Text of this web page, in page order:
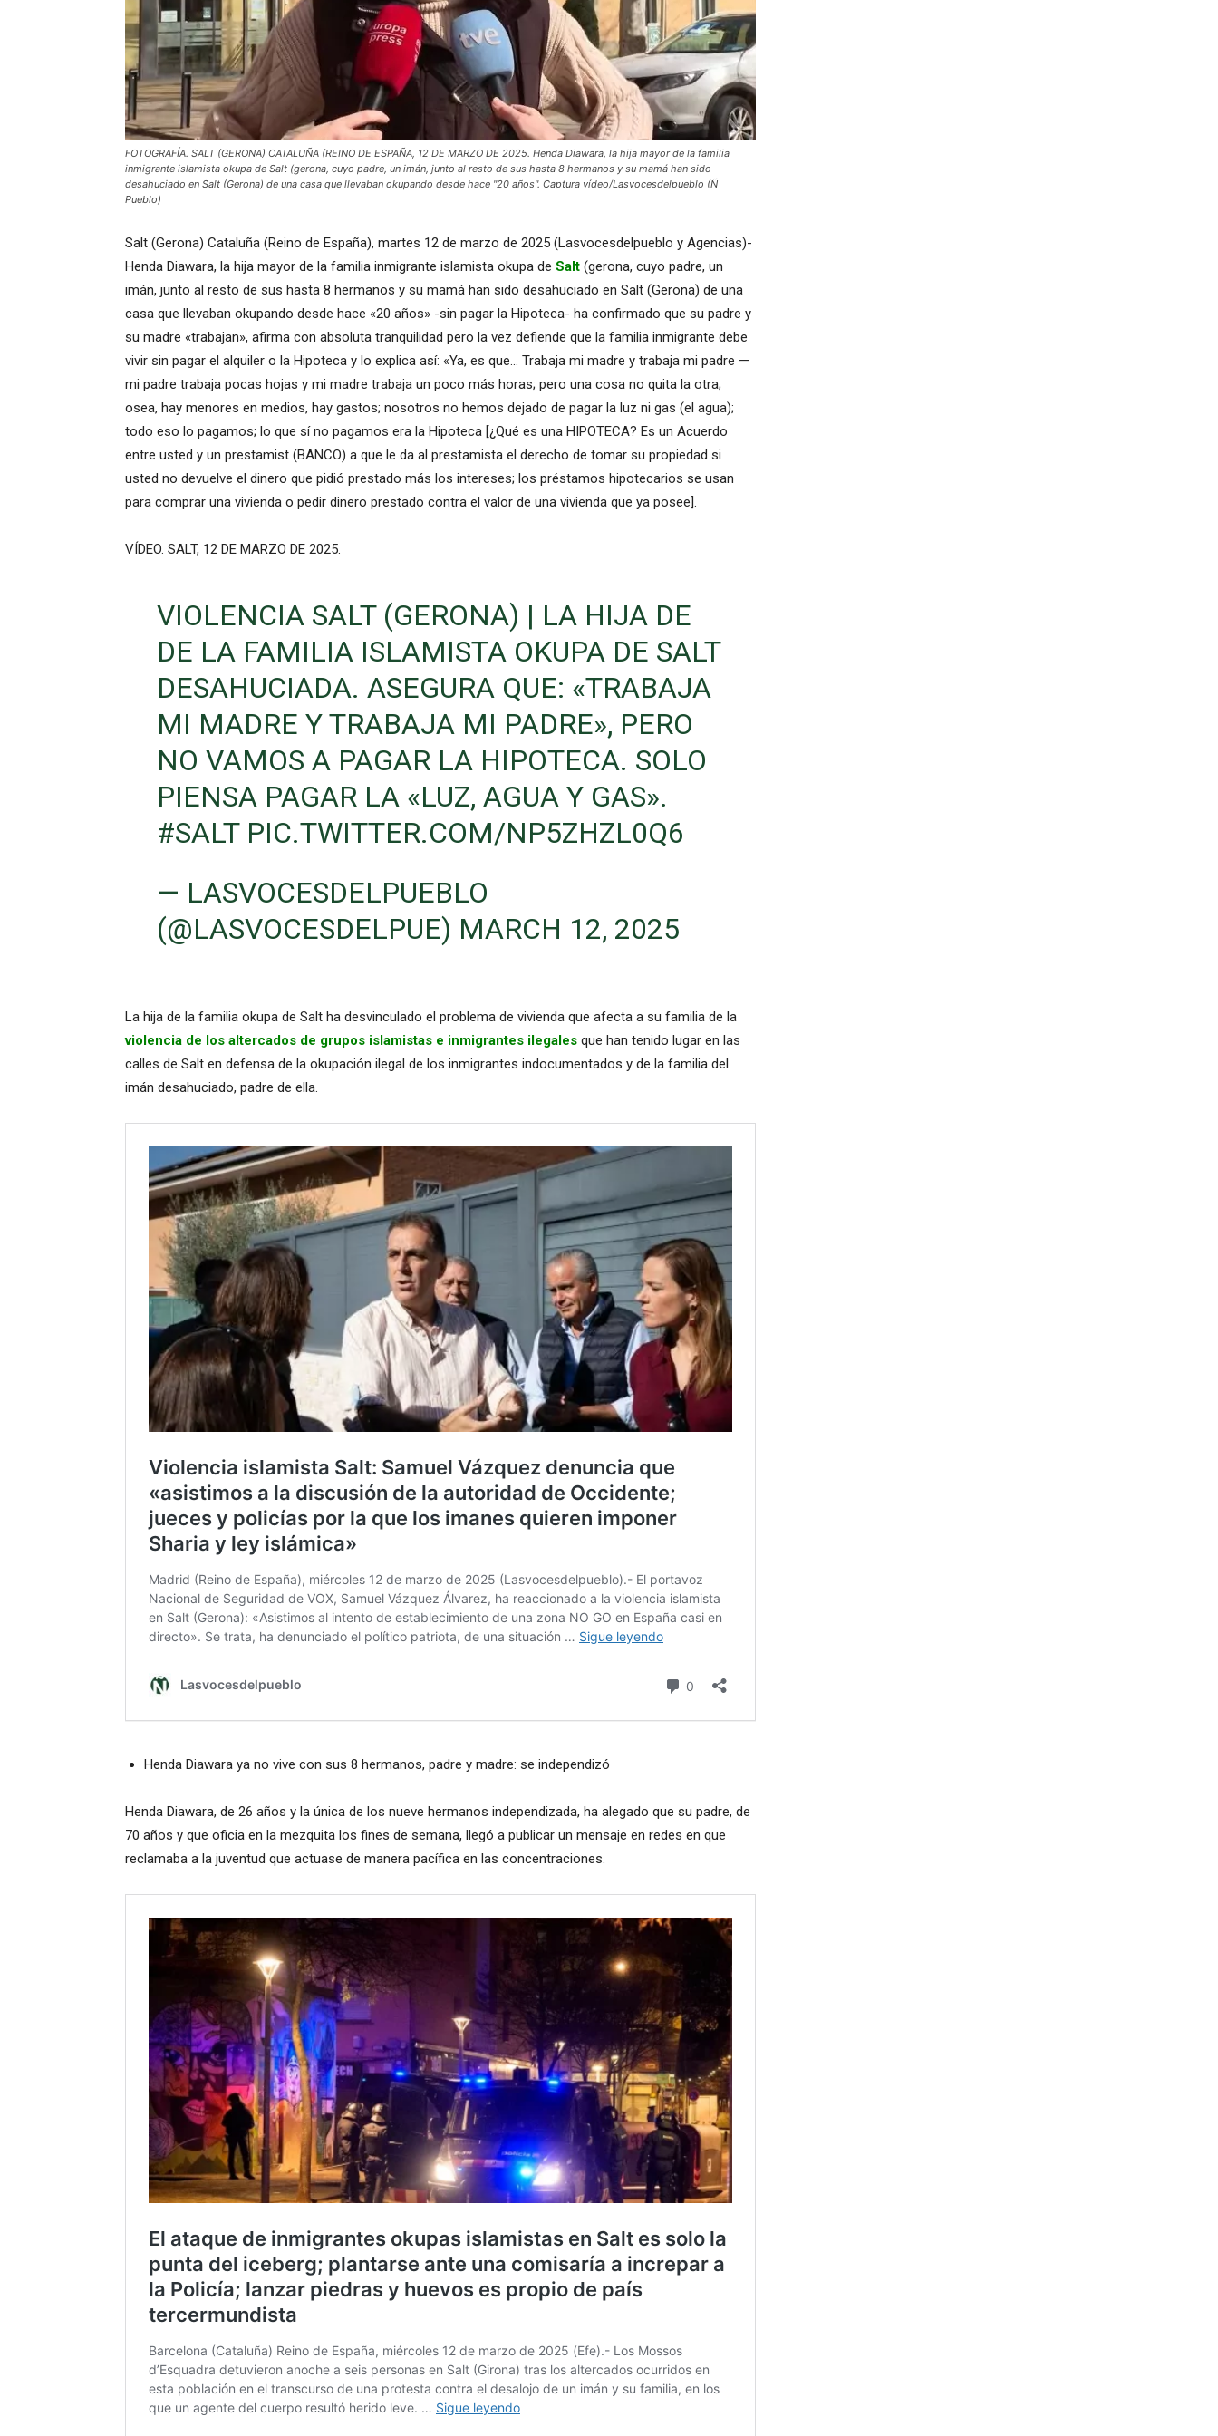
FOTOGRAFÍA. SALT (GERONA) CATALUÑA (REINO DE ESPAÑA, 12 DE MARZO DE 2025. Henda Diawara, la hija mayor de la familia
inmigrante islamista okupa de Salt (gerona, cuyo padre, un imán, junto al resto de sus hasta 8 hermanos y su mamá han sido
desahuciado en Salt (Gerona) de una casa que llevaban okupando desde hace "20 años". Captura vídeo/Lasvocesdelpueblo (Ñ
Pueblo)
Salt (Gerona) Cataluña (Reino de España), martes 12 de marzo de 2025 (Lasvocesdelpueblo y Agencias)-
Henda Diawara, la hija mayor de la familia inmigrante islamista okupa de Salt (gerona, cuyo padre, un
imán, junto al resto de sus hasta 8 hermanos y su mamá han sido desahuciado en Salt (Gerona) de una
casa que llevaban okupando desde hace «20 años» -sin pagar la Hipoteca- ha confirmado que su padre y
su madre «trabajan», afirma con absoluta tranquilidad pero la vez defiende que la familia inmigrante debe
vivir sin pagar el alquiler o la Hipoteca y lo explica así: «Ya, es que… Trabaja mi madre y trabaja mi padre —
mi padre trabaja pocas hojas y mi madre trabaja un poco más horas; pero una cosa no quita la otra;
osea, hay menores en medios, hay gastos; nosotros no hemos dejado de pagar la luz ni gas (el agua);
todo eso lo pagamos; lo que sí no pagamos era la Hipoteca [¿Qué es una HIPOTECA? Es un Acuerdo
entre usted y un prestamist (BANCO) a que le da al prestamista el derecho de tomar su propiedad si
usted no devuelve el dinero que pidió prestado más los intereses; los préstamos hipotecarios se usan
para comprar una vivienda o pedir dinero prestado contra el valor de una vivienda que ya posee].
VÍDEO. SALT, 12 DE MARZO DE 2025.
VIOLENCIA SALT (GERONA) | LA HIJA DE
DE LA FAMILIA ISLAMISTA OKUPA DE SALT
DESAHUCIADA. ASEGURA QUE: «TRABAJA
MI MADRE Y TRABAJA MI PADRE», PERO
NO VAMOS A PAGAR LA HIPOTECA. SOLO
PIENSA PAGAR LA «LUZ, AGUA Y GAS».
#SALT PIC.TWITTER.COM/NP5ZHZL0Q6
— LASVOCESDELPUEBLO
(@LASVOCESDELPUE) MARCH 12, 2025
La hija de la familia okupa de Salt ha desvinculado el problema de vivienda que afecta a su familia de la
violencia de los altercados de grupos islamistas e inmigrantes ilegales que han tenido lugar en las
calles de Salt en defensa de la okupación ilegal de los inmigrantes indocumentados y de la familia del
imán desahuciado, padre de ella.
Henda Diawara ya no vive con sus 8 hermanos, padre y madre: se independizó
Henda Diawara, de 26 años y la única de los nueve hermanos independizada, ha alegado que su padre, de
70 años y que oficia en la mezquita los fines de semana, llegó a publicar un mensaje en redes en que
reclamaba a la juventud que actuase de manera pacífica en las concentraciones.